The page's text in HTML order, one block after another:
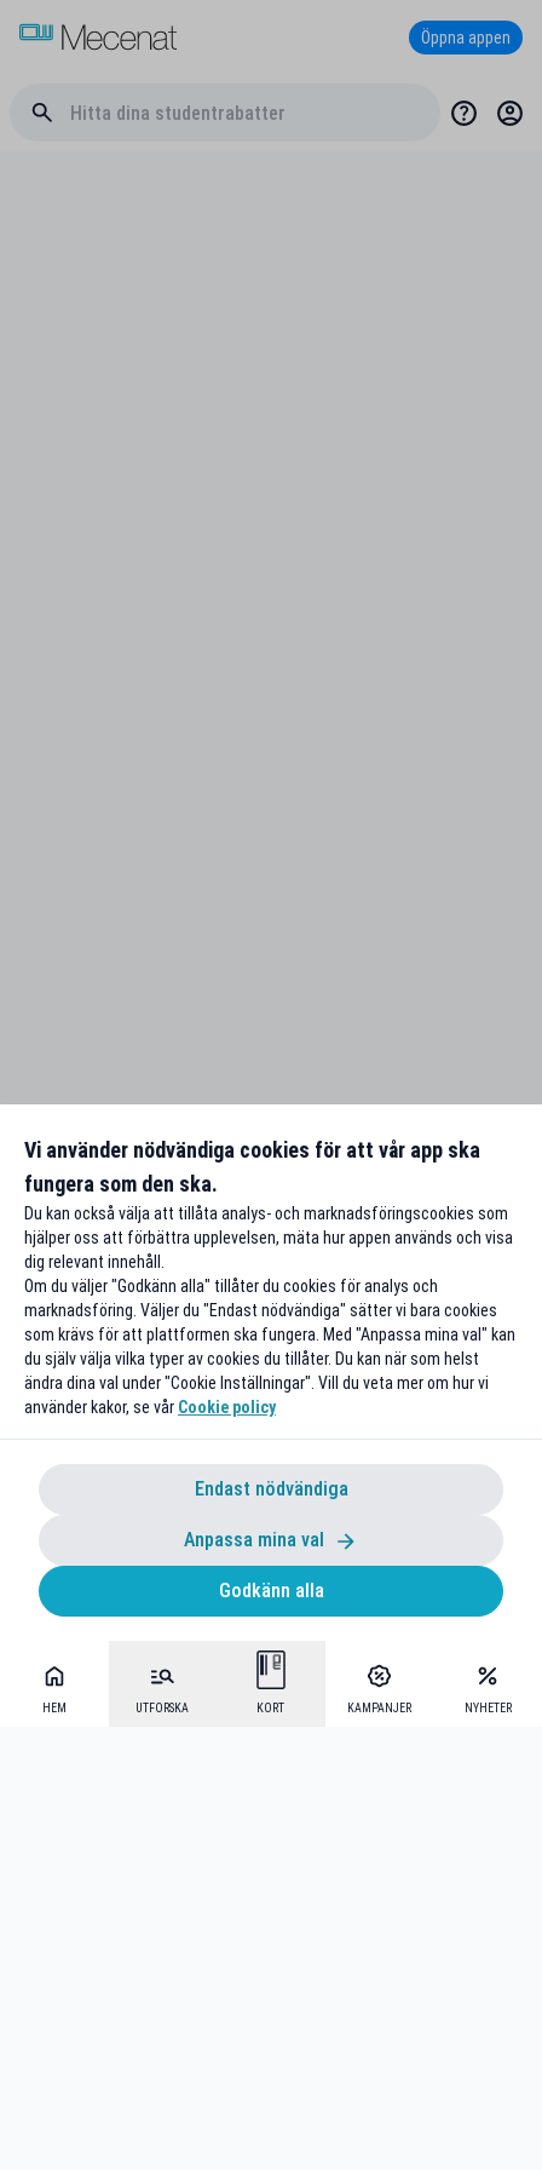
HEM UTFORSKA KORT KAMPANJER NYHETER
Öppna appen
Vi använder nödvändiga cookies för att vår app ska
fungera som den ska.
Du kan också välja att tillåta analys- och marknadsföringscookies som
hjälper oss att förbättra upplevelsen, mäta hur appen används och visa
dig relevant innehåll.
Om du väljer "Godkänn alla" tillåter du cookies för analys och
marknadsföring. Väljer du "Endast nödvändiga" sätter vi bara cookies
som krävs för att plattformen ska fungera. Med "Anpassa mina val" kan
du själv välja vilka typer av cookies du tillåter. Du kan när som helst
ändra dina val under "Cookie Inställningar". Vill du veta mer om hur vi
använder kakor, se vår Cookie policy
Endast nödvändiga
Anpassa mina val
Godkänn alla